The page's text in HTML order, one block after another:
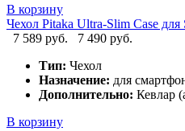
В корзину
Чехол Pitaka Ultra-Slim Case
7 589 руб.
7 490 руб.
Тип: Чехол
Назначение: для
Дополнительно: Кевлар
В корзину